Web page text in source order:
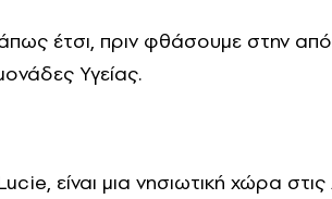
έτσι, πριν φθάσουμε στην
Υγείας.
είναι μια νησιωτική χώρα στις